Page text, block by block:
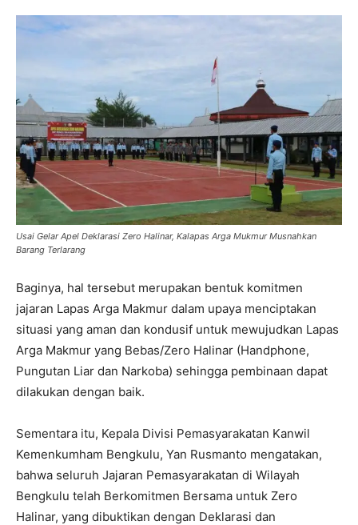
Usai Gelar Apel Deklarasi Zero Halinar, Kalapas Arga Mukmur Musnahkan
Barang Terlarang
Baginya, hal tersebut merupakan bentuk komitmen
jajaran Lapas Arga Makmur dalam upaya menciptakan
situasi yang aman dan kondusif untuk mewujudkan Lapas
Arga Makmur yang Bebas/Zero Halinar (Handphone,
Pungutan Liar dan Narkoba) sehingga pembinaan dapat
dilakukan dengan baik.
Sementara itu, Kepala Divisi Pemasyarakatan Kanwil
Kemenkumham Bengkulu, Yan Rusmanto mengatakan,
bahwa seluruh Jajaran Pemasyarakatan di Wilayah
Bengkulu telah Berkomitmen Bersama untuk Zero
Halinar, yang dibuktikan dengan Deklarasi dan